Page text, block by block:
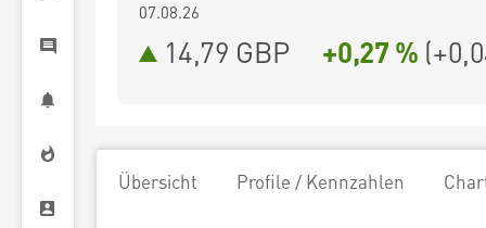
07.08.26
14,79 GBP +0,27 % (
Übersicht Profile / Kennzahlen